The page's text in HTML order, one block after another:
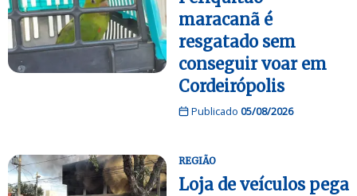
maracanã é
resgatado sem
conseguir voar em
Cordeirópolis
Publicado 05/08/2026
REGIÃO
Loja de veículos pega